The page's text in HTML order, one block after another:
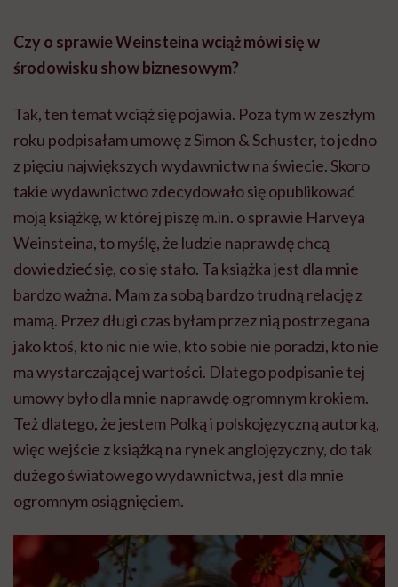
Czy o sprawie Weinsteina wciąż mówi się w
środowisku show biznesowym?
Tak, ten temat wciąż się pojawia. Poza tym w zeszłym
roku podpisałam umowę z Simon & Schuster, to jedno
z pięciu największych wydawnictw na świecie. Skoro
takie wydawnictwo zdecydowało się opublikować
moją książkę, w której piszę m.in. o sprawie Harveya
Weinsteina, to myślę, że ludzie naprawdę chcą
dowiedzieć się, co się stało. Ta książka jest dla mnie
bardzo ważna. Mam za sobą bardzo trudną relację z
mamą. Przez długi czas byłam przez nią postrzegana
jako ktoś, kto nic nie wie, kto sobie nie poradzi, kto nie
ma wystarczającej wartości. Dlatego podpisanie tej
umowy było dla mnie naprawdę ogromnym krokiem.
Też dlatego, że jestem Polką i polskojęzyczną autorką,
więc wejście z książką na rynek anglojęzyczny, do tak
dużego światowego wydawnictwa, jest dla mnie
ogromnym osiągnięciem.